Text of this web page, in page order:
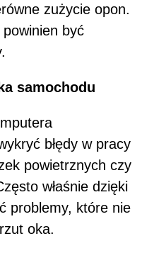
zużycie opon.
powinien być
samochodu
błędy w pracy
powietrznych czy
właśnie dzięki
problemy, które nie
oka.